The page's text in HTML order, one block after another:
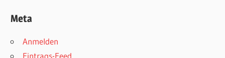
Meta
Anmelden
Eintrags-Feed